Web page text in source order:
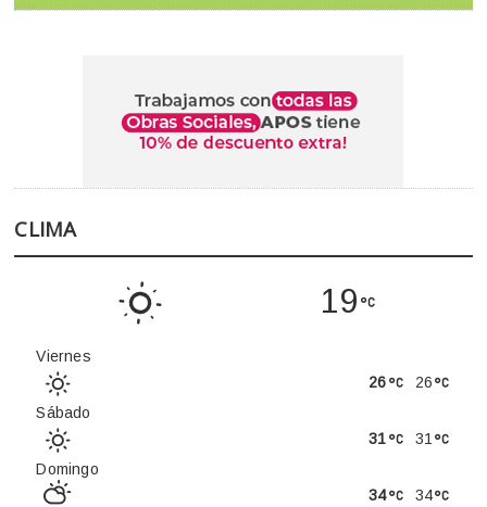
CLIMA
19
Viernes
26
26
Sábado
31
31
Domingo
34
34